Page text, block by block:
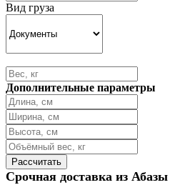
Вид груза
Дополнительные параметры
Срочная доставка из Абазы